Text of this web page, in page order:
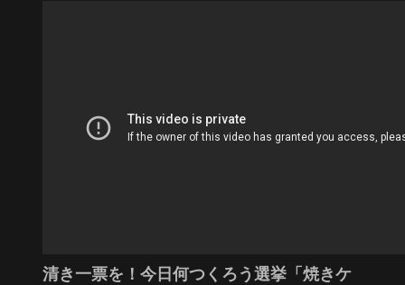
清き一票を！今日何つくろう選挙「焼きケ